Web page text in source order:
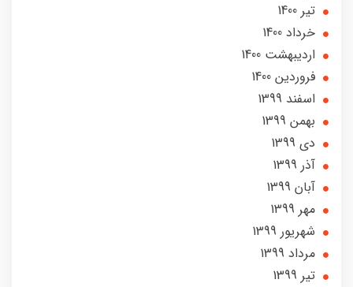
تير 1400
خرداد 1400
ارديبهشت 1400
فروردین 1400
اسفند 1399
بهمن 1399
دی 1399
آذر 1399
آبان 1399
مهر 1399
شهریور 1399
مرداد 1399
تير 1399